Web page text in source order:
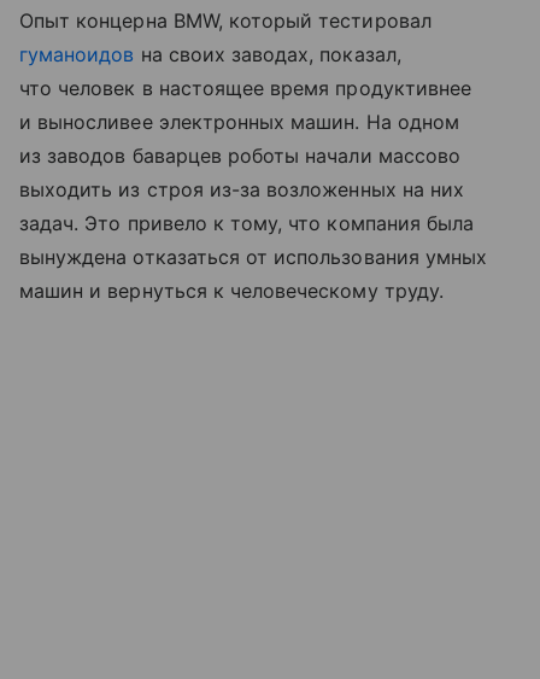
Опыт концерна BMW, который тестировал
гуманоидов на своих заводах, показал,
что человек в настоящее время продуктивнее
и выносливее электронных машин. На одном
из заводов баварцев роботы начали массово
выходить из строя из-за возложенных на них
задач. Это привело к тому, что компания была
вынуждена отказаться от использования умных
машин и вернуться к человеческому труду.